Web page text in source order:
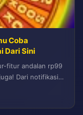
Coba
Dari Sini
fitur andalan rp99
Dari notifikasi